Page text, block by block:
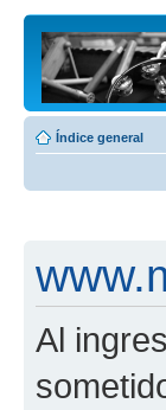
Índice general
Al